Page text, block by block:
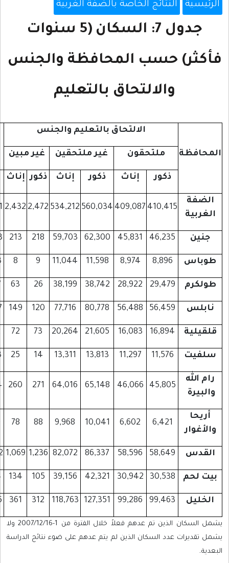
الخاصة بالضفة الغربية
جدول 7: السكان (5 سنوات
المحافظة والجنس
بالتعليم
الالتحاق بالتعليم والجنس
ملتحقون
غير ملتحقين غير مبين
ذكور إناث ذكور إناث ذكور إناث
409,087
560,034
534,212
2,472
2,432
972,921
945,731
45,831
62,300
59,703
218
213
108,753
105,747
8,974
11,598
11,044
9
8
20,503
20,026
28,922
38,742
38,199
26
63
68,247
67,184
56,488
80,778
77,716
120
149
137,357
134,353
16,083
21,605
20,264
73
72
38,572
36,419
11,297
13,813
13,311
14
25
25,403
24,633
46,066
65,148
64,016
271
260
111,224
110,342
6,602
10,041
9,968
88
78
16,550
16,648
58,596
86,337
82,072
1,236
1,069
146,222
141,737
30,942
42,321
39,156
105
134
72,964
70,232
99,286
127,351
118,763
312
361
227,126
218,410
يشمل السكان الذين تم عدهم فعلاً خلال الفترة من 1-2007/12/16 ولا
السكان الذين لم يتم عدهم على ضوء نتائج الدراسة